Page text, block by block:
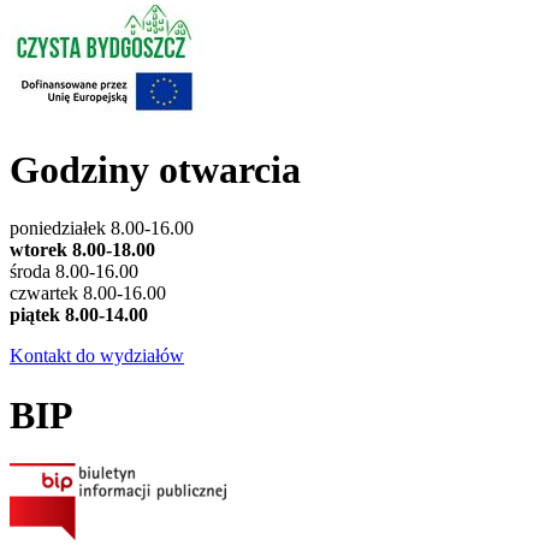
Godziny otwarcia
poniedziałek 8.00-16.00
wtorek 8.00-18.00
środa 8.00-16.00
czwartek 8.00-16.00
piątek 8.00-14.00
Kontakt do wydziałów
BIP